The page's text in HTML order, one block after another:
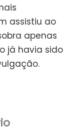
assistiu ao
apenas
já havia sido